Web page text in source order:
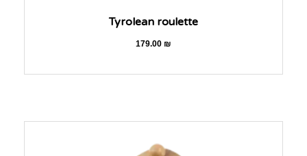
Tyrolean roulette
179.00₪